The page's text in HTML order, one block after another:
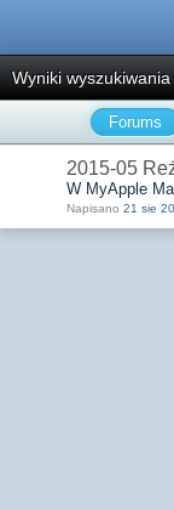
Wyniki wyszukiwania
Forums
2015-05
W MyApple
Napisano 21 sie